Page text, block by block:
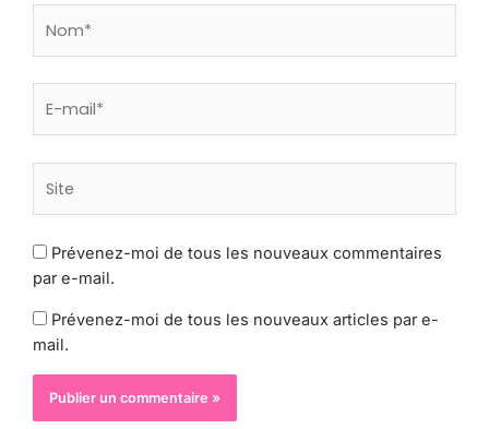
mail*
Prévenez-moi de tous les nouveaux commentaires
par e-mail.
Prévenez-moi de tous les nouveaux articles par e-
mail.